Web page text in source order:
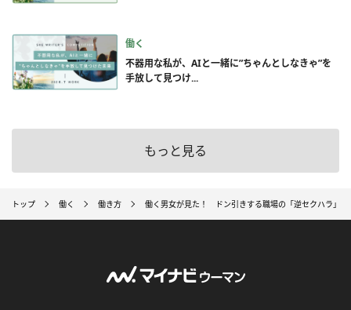
働く
不器用な私が、AIと一緒に”ちゃんとしなきゃ”を
手放して見つけ...
もっと見る
トップ 働く 働き方 働く男女が見た！ ドン引きする職場の「逆セクハラ」12